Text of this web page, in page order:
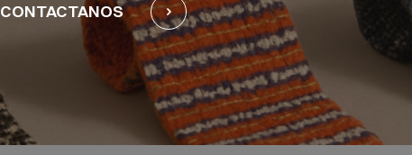
CONTACTANOS